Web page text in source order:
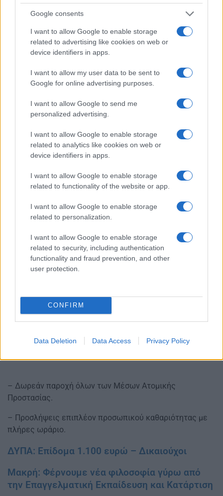
Google consents
I want to allow Google to enable storage
related to advertising like cookies on web or
device identifiers in apps.
I want to allow my user data to be sent to
Google for online advertising purposes.
I want to allow Google to send me
personalized advertising.
I want to allow Google to enable storage
related to analytics like cookies on web or
device identifiers in apps.
I want to allow Google to enable storage
related to functionality of the website or app.
I want to allow Google to enable storage
related to personalization.
I want to allow Google to enable storage
related to security, including authentication
functionality and fraud prevention, and other
user protection.
CONFIRM
Data Deletion Data Access Privacy Policy
– Απαιτούμε δωρεάν, επαναλαμβανόμενα test, με ευθύνη
του ΕΟΔΥ για όλους τους εκπαιδευτικούς και τους
μαθητές. Επίσης, δυνατότητα δωρεάν πρόσβασης για
rapid test στις δημόσιες δομές υγείας για όλους.
– Δωρεάν παροχή όλων των Μέσων Ατομικής
Προστασίας.
– Προσλήψεις επιπλέον προσωπικού καθαριότητας με
πλήρες ωράριο.
ΔΥΠΑ: Επίδομα 1.100 ευρώ – Δικαιούχοι
Μακρή: Φέρνουμε νέα φιλοσοφία γύρω από
την Επαγγελματική Εκπαίδευση και Κατάρτιση